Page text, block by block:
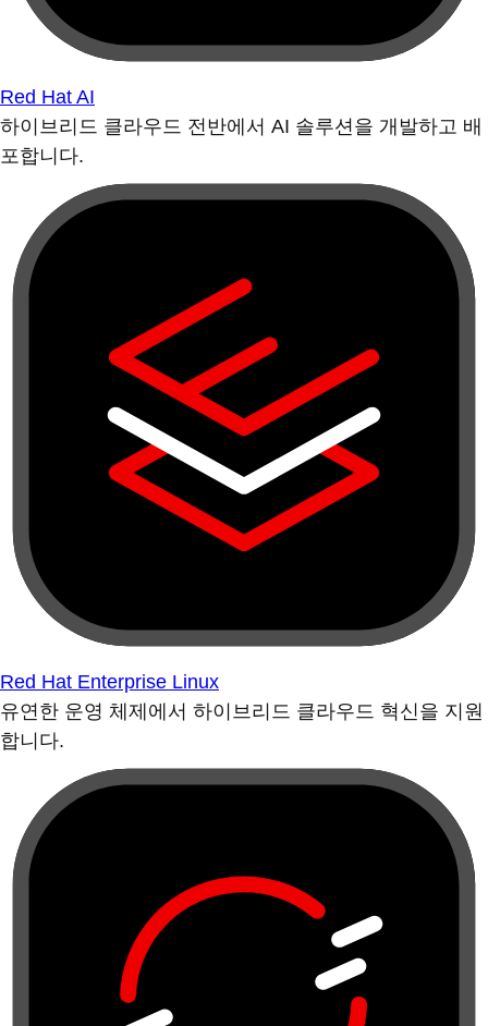
Red Hat AI
하이브리드 클라우드 전반에서 AI 솔루션을 개발하고 배
포합니다.
Red Hat Enterprise Linux
유연한 운영 체제에서 하이브리드 클라우드 혁신을 지원
합니다.